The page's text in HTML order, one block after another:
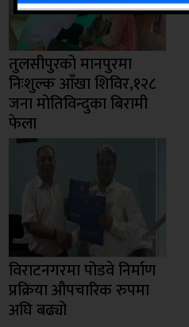
तुलसीपुरको मानपुरमा
निःशुल्क आँखा शिविर,१२८
जना मोतिविन्दुका बिरामी
फेला
विराटनगरमा पोडवे निर्माण
प्रक्रिया औपचारिक रुपमा
अघि बढ्यो